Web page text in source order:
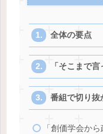
全体の要点
「そこまで
番組で切り抜
「創価学会か